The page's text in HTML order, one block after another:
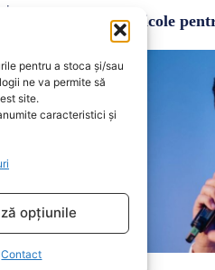
pentru a stoca și/sau
ne va permite să
site.
caracteristici și
opțiunile
Contact
Articole